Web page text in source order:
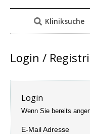
Kliniksuche
Login /
Login
Wenn Sie bereits
E-Mail Adresse